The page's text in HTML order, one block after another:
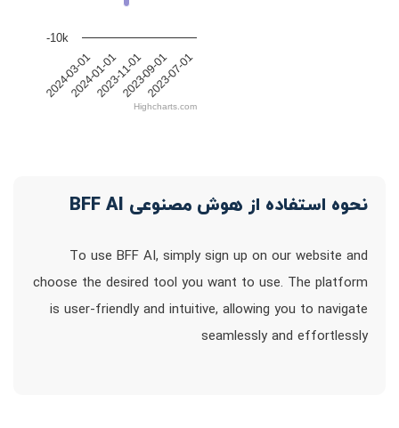
2024-03-01
2024-01-012023-11-012023-09-012023-07-01
-10k
Highcharts.com
نحوه استفاده از هوش مصنوعی BFF AI
To use BFF AI, simply sign up on our website and
choose the desired tool you want to use. The platform
is user-friendly and intuitive, allowing you to navigate
seamlessly and effortlessly